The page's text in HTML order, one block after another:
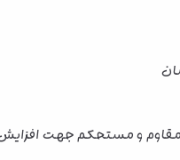
مقاوم و مستحکم جهت